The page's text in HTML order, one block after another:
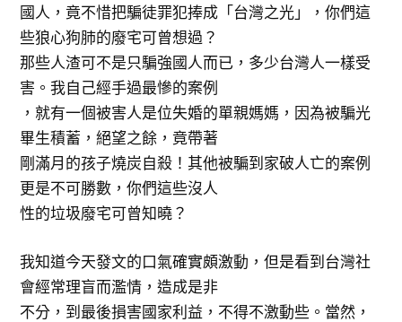
國人，竟不惜把騙徒罪犯捧成「台灣之光」，你們這
些狼心狗肺的廢宅可曾想過？
那些人渣可不是只騙強國人而已，多少台灣人一樣受
害。我自己經手過最慘的案例
，就有一個被害人是位失婚的單親媽媽，因為被騙光
畢生積蓄，絕望之餘，竟帶著
剛滿月的孩子燒炭自殺！其他被騙到家破人亡的案例
更是不可勝數，你們這些沒人
性的垃圾廢宅可曾知曉？
我知道今天發文的口氣確實頗激動，但是看到台灣社
會經常理盲而濫情，造成是非
不分，到最後損害國家利益，不得不激動些。當然，